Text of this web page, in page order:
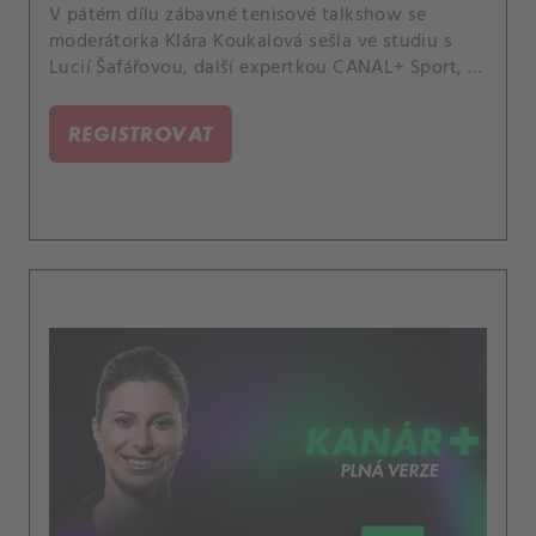
V pátém dílu zábavné tenisové talkshow se
moderátorka Klára Koukalová sešla ve studiu s
Lucií Šafářovou, další expertkou CANAL+ Sport, a
Strýcovou. Probraly třeba i partnerské vztahy
profesionálních hráček.
REGISTROVAT